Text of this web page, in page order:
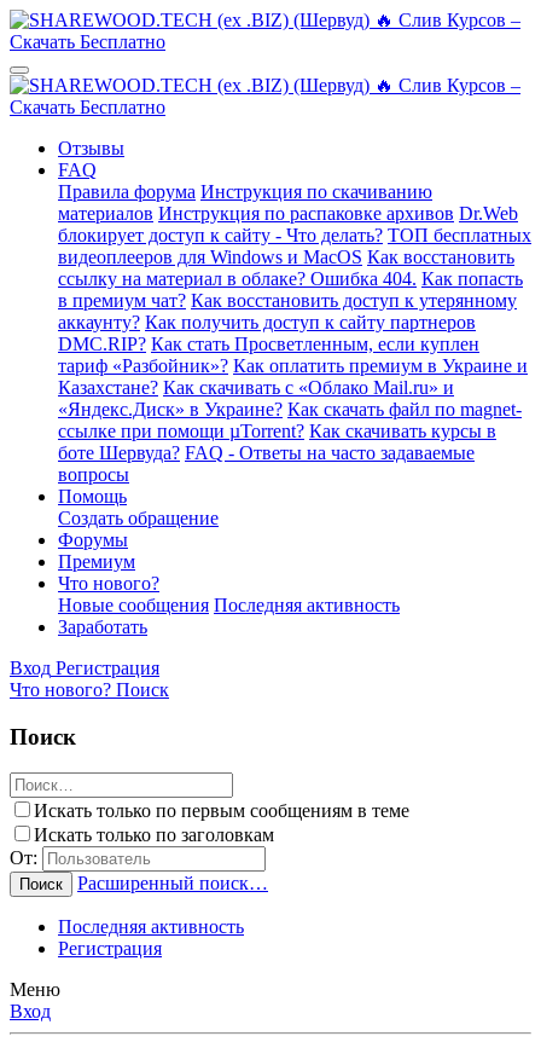
Отзывы
FAQ
Правила форума Инструкция по скачиванию
материалов Инструкция по распаковке архивов Dr.Web
блокирует доступ к сайту - Что делать? ТОП бесплатных
видеоплееров для Windows и MacOS Как восстановить
ссылку на материал в облаке? Ошибка 404. Как попасть
в премиум чат? Как восстановить доступ к утерянному
аккаунту? Как получить доступ к сайту партнеров
DMC.RIP? Как стать Просветленным, если куплен
тариф «Разбойник»? Как оплатить премиум в Украине и
Казахстане? Как скачивать с «Облако Mail.ru» и
«Яндекс.Диск» в Украине? Как скачать файл по magnet-
ссылке при помощи µTorrent? Как скачивать курсы в
боте Шервуда? FAQ - Ответы на часто задаваемые
вопросы
Помощь
Создать обращение
Форумы
Премиум
Что нового?
Новые сообщения Последняя активность
Заработать
Вход Регистрация
Что нового? Поиск
Поиск
Искать только по первым сообщениям в теме
Искать только по заголовкам
От:
Поиск Расширенный поиск…
Последняя активность
Регистрация
Меню
Вход